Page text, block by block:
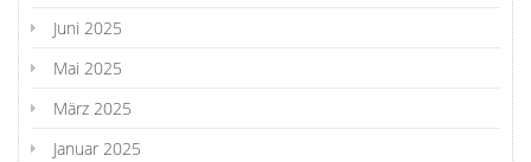
Juni 2025
Mai 2025
März 2025
Januar 2025